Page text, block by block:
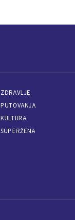
ZDRAVLJE
PUTOVANJA
KULTURA
SUPERŽENA